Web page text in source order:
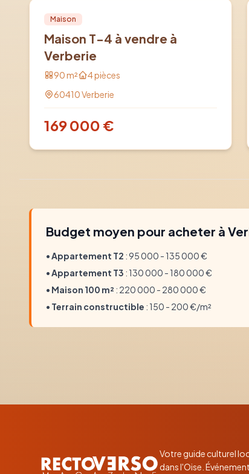
Vente PRO
Maison
Maison T-4 à vendre à
Verberie
90m² 4pièces
60410Verberie
169 000 €
Budget moyen pour acheter à
•Appartement T2 : 95 000 - 135 000 €
•Appartement T3 : 130 000 - 180 000 €
• Maison 100 m² : 220 000 - 280 000 €
• Terrain constructible : 150 - 200 €/m²
Votre guide culturel
dans l'Oise.